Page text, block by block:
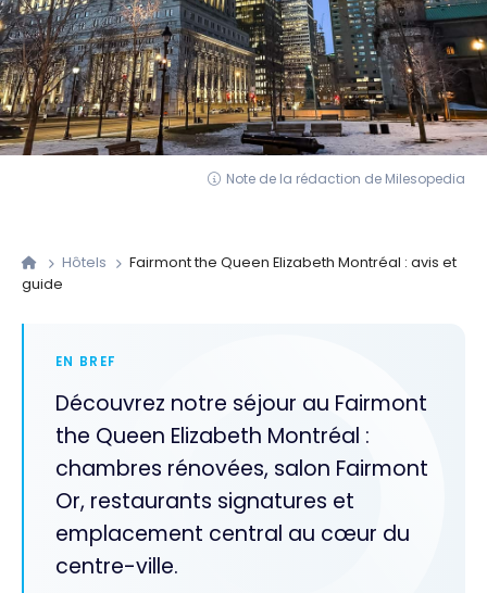
Note de la rédaction de Milesopedia
Hôtels
Fairmont the Queen Elizabeth Montréal : avis et
guide
EN BREF
Découvrez notre séjour au Fairmont
the Queen Elizabeth Montréal :
chambres rénovées, salon Fairmont
Or, restaurants signatures et
emplacement central au cœur du
centre-ville.